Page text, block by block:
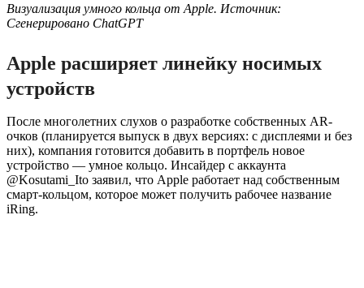
Визуализация умного кольца от Apple. Источник:
Сгенерировано ChatGPT
Apple расширяет линейку носимых
устройств
После многолетних слухов о разработке собственных AR-
очков (планируется выпуск в двух версиях: с дисплеями и без
них), компания готовится добавить в портфель новое
устройство — умное кольцо. Инсайдер с аккаунта
@Kosutami_Ito заявил, что Apple работает над собственным
смарт-кольцом, которое может получить рабочее название
iRing.